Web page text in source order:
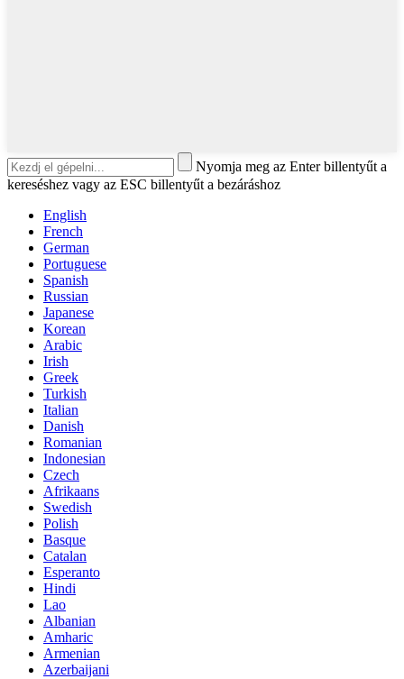
Nyomja meg az Enter billentyűt a
kereséshez vagy az ESC billentyűt a bezáráshoz
English
French
German
Portuguese
Spanish
Russian
Japanese
Korean
Arabic
Irish
Greek
Turkish
Italian
Danish
Romanian
Indonesian
Czech
Afrikaans
Swedish
Polish
Basque
Catalan
Esperanto
Hindi
Lao
Albanian
Amharic
Armenian
Azerbaijani